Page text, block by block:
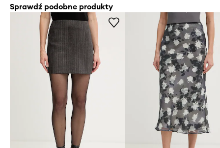
Sprawdź podobne produkty